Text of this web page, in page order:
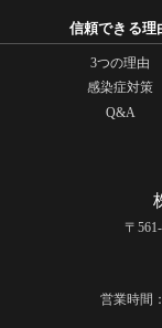
信頼できる理
3つの理由
感染症対策
Q&A
〒
営業時間